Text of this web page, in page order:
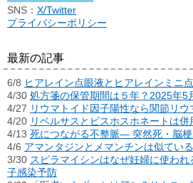
SNS： X/Twitter
プライバシーポリシー
最新の記事
6/8 ヒアレイン点眼液とヒアレインミニ
4/30 処方箋の保管期間は５年？2025年5
4/27 リウマトイド因子陽性なら関節リウ
4/20 リベルサスとビスホスホネートは併
4/13 死につながる不整脈― 突然死・脳
4/6 アマンタジンとメマンチンは似てい
3/30 スピラマイシンはなぜ妊婦に使わ
子感染予防